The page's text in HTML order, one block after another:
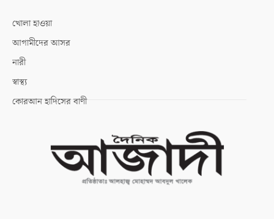
খোলা হাওয়া
আগামীদের আসর
নারী
স্বাস্থ্য
কোরআন হাদিসের বাণী